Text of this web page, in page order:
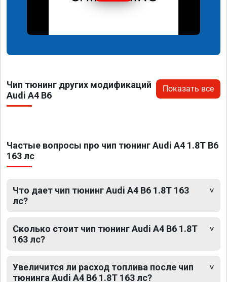
Чип тюнинг других модификаций
Audi A4 B6
Показать все
Частые вопросы про чип тюнинг Audi A4 1.8T B6
163 лс
Что дает чип тюнинг Audi A4 B6 1.8T 163
лс?
Сколько стоит чип тюнинг Audi A4 B6 1.8T
163 лс?
Увеличится ли расход топлива после чип
тюнинга Audi A4 B6 1.8T 163 лс?